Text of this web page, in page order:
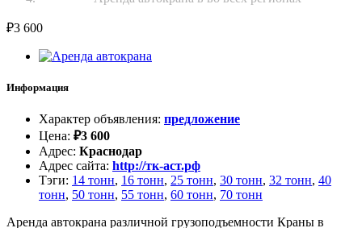
₽3 600
Информация
Характер объявления: предложение
Цена: ₽3 600
Адрес: Краснодар
Адрес сайта: http://тк-аст.рф
Тэги: 14 тонн, 16 тонн, 25 тонн, 30 тонн, 32 тонн, 40
тонн, 50 тонн, 55 тонн, 60 тонн, 70 тонн
Аренда автокрана различной грузоподъемности Краны в